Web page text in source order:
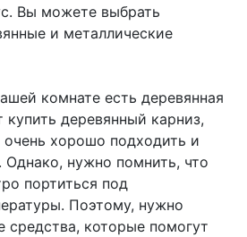
Вы можете выбрать
и металлические
комнате есть деревянная
купить деревянный карниз,
очень хорошо подходить и
Однако, нужно помнить, что
портиться под
Поэтому, нужно
средства, которые помогут